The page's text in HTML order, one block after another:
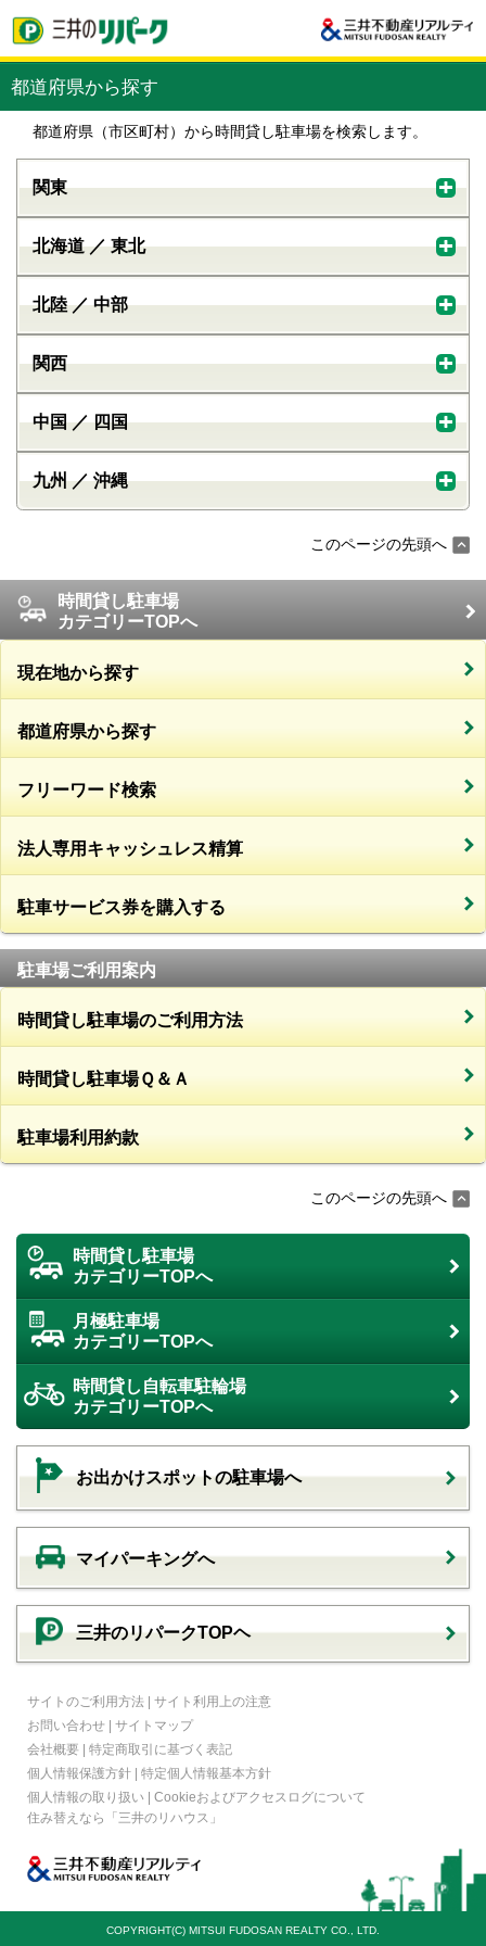
都道府県から探す
都道府県（市区町村）から時間貸し駐車場を検索します。
関東
北海道 ／ 東北
北陸 ／ 中部
関西
中国 ／ 四国
九州 ／ 沖縄
このページの先頭へ
時間貸し駐車場
カテゴリーTOPへ
現在地から探す
都道府県から探す
フリーワード検索
法人専用キャッシュレス精算
駐車サービス券を購入する
駐車場ご利用案内
時間貸し駐車場のご利用方法
時間貸し駐車場Ｑ＆Ａ
駐車場利用約款
このページの先頭へ
時間貸し駐車場
カテゴリーTOPへ
月極駐車場
カテゴリーTOPへ
時間貸し自転車駐輪場
カテゴリーTOPへ
お出かけスポットの駐車場へ
マイパーキングへ
三井のリパークTOPヘ
サイトのご利用方法 | サイト利用上の注意
お問い合わせ | サイトマップ
会社概要 | 特定商取引に基づく表記
個人情報保護方針 | 特定個人情報基本方針
個人情報の取り扱い | Cookieおよびアクセスログについて
住み替えなら
「三井のリハウス」
COPYRIGHT(C) MITSUI FUDOSAN REALTY CO., LTD.